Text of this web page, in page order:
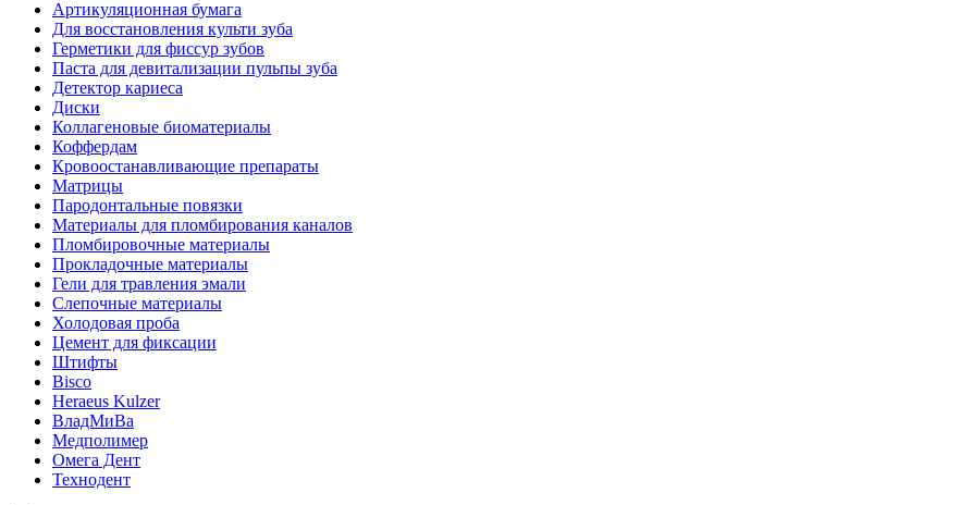
Артикуляционная бумага
Для восстановления культи зуба
Герметики для фиссур зубов
Паста для девитализации пульпы зуба
Детектор кариеса
Диски
Коллагеновые биоматериалы
Коффердам
Кровоостанавливающие препараты
Матрицы
Пародонтальные повязки
Материалы для пломбирования каналов
Пломбировочные материалы
Прокладочные материалы
Гели для травления эмали
Слепочные материалы
Холодовая проба
Цемент для фиксации
Штифты
Bisco
Heraeus Kulzer
ВладМиВа
Медполимер
Омега Дент
Технодент